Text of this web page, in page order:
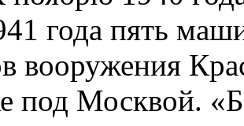
года пять
вооружения
под Москвой.